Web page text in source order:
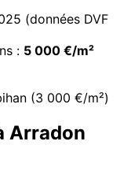
(données DVF
: 5 000 €/m²
(3 000 €/m²)
Arradon